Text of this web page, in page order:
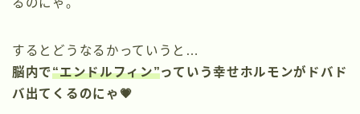
るのにゃ。
するとどうなるかっていうと…
脳内で“エンドルフィン”っていう幸せホルモンがドバド
バ出てくるのにゃ💗